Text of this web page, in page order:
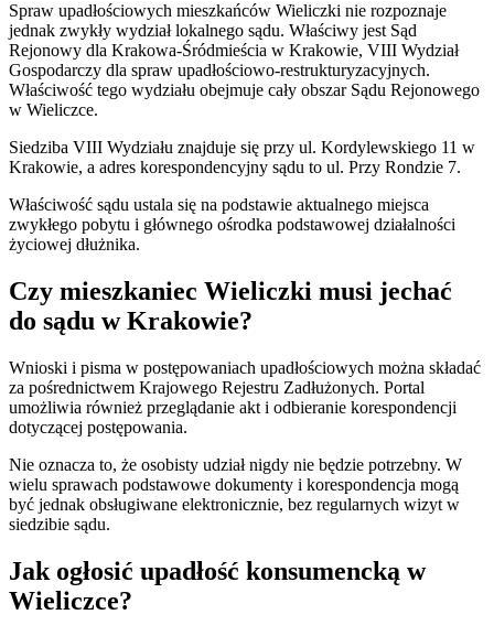
Spraw upadłościowych mieszkańców Wieliczki nie rozpoznaje
jednak zwykły wydział lokalnego sądu. Właściwy jest Sąd
Rejonowy dla Krakowa-Śródmieścia w Krakowie, VIII Wydział
Gospodarczy dla spraw upadłościowo-restrukturyzacyjnych.
Właściwość tego wydziału obejmuje cały obszar Sądu Rejonowego
w Wieliczce.
Siedziba VIII Wydziału znajduje się przy ul. Kordylewskiego 11 w
Krakowie, a adres korespondencyjny sądu to ul. Przy Rondzie 7.
Właściwość sądu ustala się na podstawie aktualnego miejsca
zwykłego pobytu i głównego ośrodka podstawowej działalności
życiowej dłużnika.
Czy mieszkaniec Wieliczki musi jechać
do sądu w Krakowie?
Wnioski i pisma w postępowaniach upadłościowych można składać
za pośrednictwem Krajowego Rejestru Zadłużonych. Portal
umożliwia również przeglądanie akt i odbieranie korespondencji
dotyczącej postępowania.
Nie oznacza to, że osobisty udział nigdy nie będzie potrzebny. W
wielu sprawach podstawowe dokumenty i korespondencja mogą
być jednak obsługiwane elektronicznie, bez regularnych wizyt w
siedzibie sądu.
Jak ogłosić upadłość konsumencką w
Wieliczce?